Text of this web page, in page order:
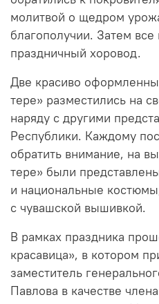
молитвой о щедром
благополучии. Затем все
праздничный хоровод.
Две красиво
тере» разместились на
наряду с другими
Республики. Каждому
обратить внимание, на
тере» были
и национальные
с чувашской вышивкой.
В рамках праздника
красавица», в котором
заместитель
Павлова в качестве